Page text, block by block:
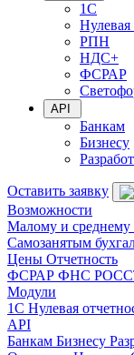
1С
Нулевая
РПН
НДС+
ФСРАР
API
Банкам
Бизнесу
Оставить заявку
Возможности
Малому и среднему
Самозанятым
Цены Отчетность
ФСРАР ФНС
Модули
1С Нулевая
API
Банкам Бизнесу